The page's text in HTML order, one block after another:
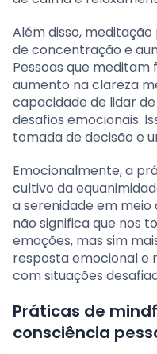
Além disso,
de concentração e
Pessoas que
aumento na clareza
capacidade de lidar
desafios emocionais.
tomada de decisão e
Emocionalmente, a
cultivo da
a serenidade em meio
não significa que nos
emoções, mas sim
resposta emocional e
com situações
Práticas de
consciência